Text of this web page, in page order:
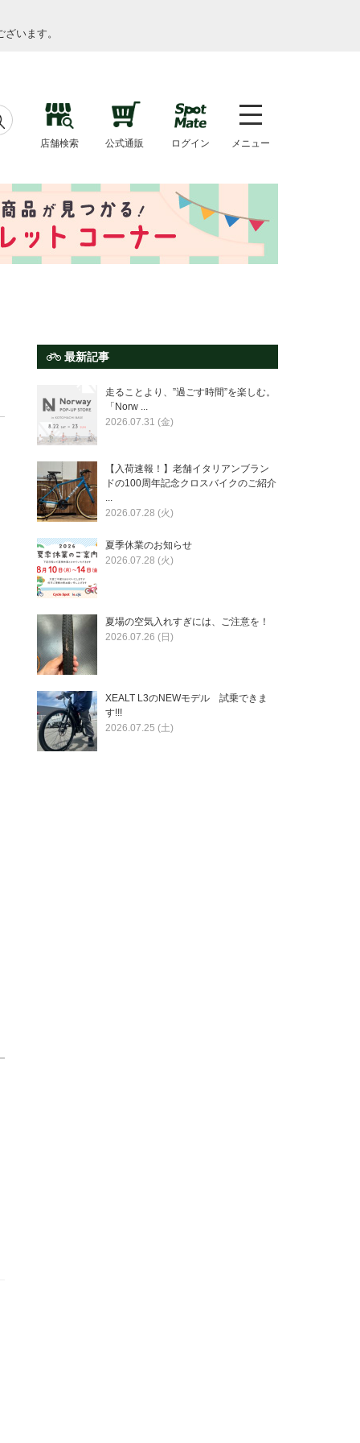
います。
店舗検索 公式通販 ログイン メニュー
最新記事
走ることより、”過ごす時間”を楽しむ。
「Norw ...
2026.07.31 (金)
【入荷速報！】老舗イタリアンブラン
ドの100周年記念クロスバイクのご紹介
...
2026.07.28 (火)
夏季休業のお知らせ
2026.07.28 (火)
夏場の空気入れすぎには、ご注意を！
2026.07.26 (日)
XEALT L3のNEWモデル 試乗できま
す!!!
2026.07.25 (土)